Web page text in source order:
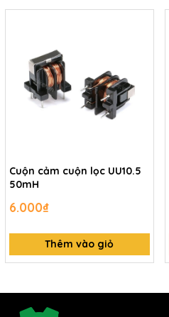
Cuộn cảm cuộn lọc UU10.5
50mH
6.000₫
Thêm vào giỏ